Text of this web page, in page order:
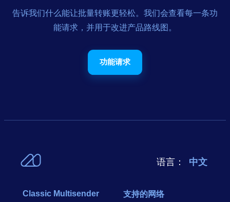
告诉我们什么能让批量转账更轻松。我们会查看每一条功
能请求，并用于改进产品路线图。
功能请求
语言： 中文
Classic Multisender
支持的网络